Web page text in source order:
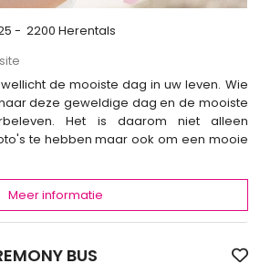
- 2200 Herentals
de mooiste dag in uw leven. Wie
deze geweldige dag en de mooiste
Het is daarom niet alleen
te hebben maar ook om een mooie
Meer informatie
BUS